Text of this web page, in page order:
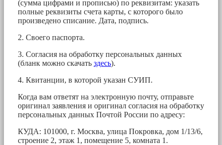
(сумма цифрами и прописью) по реквизитам: указать
полные реквизиты счета карты, с которого было
произведено списание. Дата, подпись.
2. Своего паспорта.
3. Согласия на обработку персональных данных
(бланк можно скачать здесь).
4. Квитанции, в которой указан СУИП.
Когда вам ответят на электронную почту, отправьте
оригинал заявления и оригинал согласия на обработку
персональных данных Почтой России по адресу:
КУДА: 101000, г. Москва, улица Покровка, дом 1/13/6,
строение 2, этаж 1, помещение 5, комната 1.